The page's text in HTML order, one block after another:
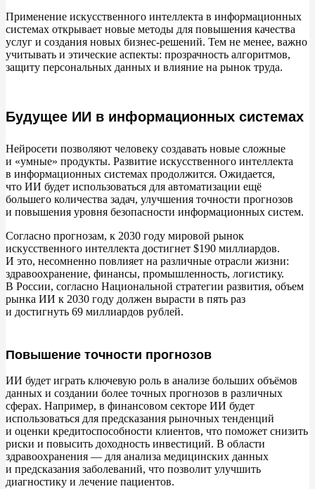
Применение искусственного интеллекта в информационных
системах открывает новые методы для повышения качества
услуг и создания новых бизнес-решений. Тем не менее, важно
учитывать и этические аспекты: прозрачность алгоритмов,
защиту персональных данных и влияние на рынок труда.
Будущее ИИ в информационных системах
Нейросети позволяют человеку создавать новые сложные
и «умные» продукты. Развитие искусственного интеллекта
в информационных системах продолжится. Ожидается,
что ИИ будет использоваться для автоматизации ещё
большего количества задач, улучшения точности прогнозов
и повышения уровня безопасности информационных систем.
Согласно прогнозам, к 2030 году мировой рынок
искусственного интеллекта достигнет $190 миллиардов.
И это, несомненно повлияет на различные отрасли жизни:
здравоохранение, финансы, промышленность, логистику.
В России, согласно Национальной стратегии развития, объем
рынка ИИ к 2030 году должен вырасти в пять раз
и достигнуть 69 миллиардов рублей.
Повышение точности прогнозов
ИИ будет играть ключевую роль в анализе больших объёмов
данных и создании более точных прогнозов в различных
сферах. Например, в финансовом секторе ИИ будет
использоваться для предсказания рыночных тенденций
и оценки кредитоспособности клиентов, что поможет снизить
риски и повысить доходность инвестиций. В области
здравоохранения — для анализа медицинских данных
и предсказания заболеваний, что позволит улучшить
диагностику и лечение пациентов.